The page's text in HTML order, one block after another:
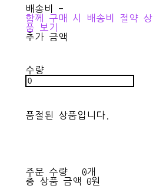
배송비 -
함께 구매 시 배송비 절약 상
품 보기
추가 금액
수량
품절된 상품입니다.
주문 수량
0개
총 상품 금액
0원